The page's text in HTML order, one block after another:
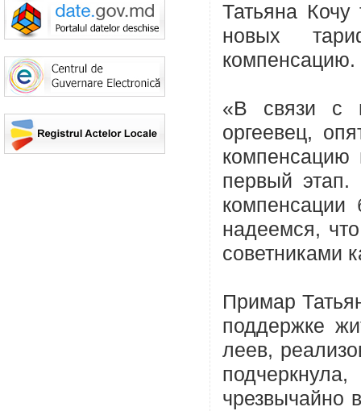
Татьяна
новых
компенсацию.
«В связи с
оргеевец,
компенсацию
первый
компенсации
надеемся,
советниками
Примар
поддержке
леев,
чрезвычайно